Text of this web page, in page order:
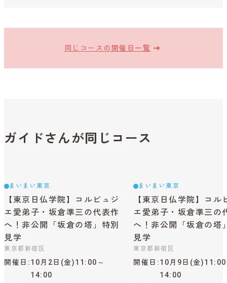
同じコースの開催日一覧
ガイドさんが同じコース
まいまい東京
【東京日仏学院】コルビュジ
エ愛弟子・坂倉準三の代表作
へ！非公開「坂倉の塔」特別
見学
東京都新宿区
開催日
10月2日(金)11:00～
14:00
まいまい東京
【東京日仏学院】コル
エ愛弟子・坂倉準三の
へ！非公開「坂倉の塔
見学
東京都新宿区
開催日
10月9日(金
14:00